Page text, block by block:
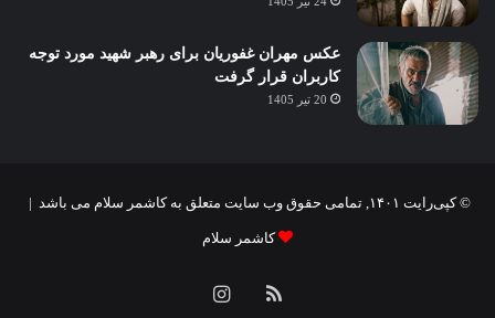
عکس مهران غفوریان برای رهبر شهید مورد توجه
کاربران قرار گرفت
20 تیر 1405
© کپی‌رایت ۱۴۰۱, تمامی حقوق وب سایت متعلق به کاشمر سلام می باشد |
کاشمر سلام
خوراکاینستاگرام